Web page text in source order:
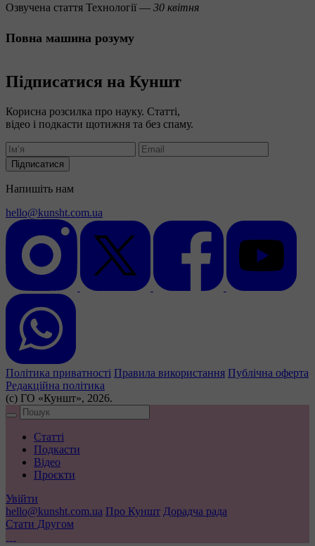
Озвучена стаття Технології — 30 квітня
Повна машина розуму
Підписатися на Куншт
Корисна розсилка про науку. Статті,
відео і подкасти щотижня та без спаму.
Підписатися
Напишіть нам
hello@kunsht.com.ua
Політика приватності Правила використання Публічна оферта
Редакційна політика
(с) ГО «Куншт», 2026.
Статті
Подкасти
Відео
Проєкти
Увійти
hello@kunsht.com.ua Про Куншт Дорадча рада
Стати Другом